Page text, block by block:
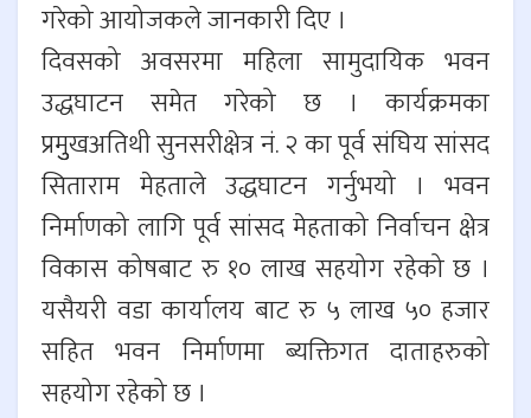
गरेको आयोजकले जानकारी दिए ।
दिवसको अवसरमा महिला सामुदायिक भवन
उद्धघाटन समेत गरेको छ । कार्यक्रमका
प्रमुुखअतिथी सुनसरीक्षेत्र नं. २ का पूर्व संघिय सांसद
सिताराम मेहताले उद्धघाटन गर्नुभयो । भवन
निर्माणको लागि पूर्व सांसद मेहताको निर्वाचन क्षेत्र
विकास कोषबाट रु १० लाख सहयोग रहेको छ ।
यसैयरी वडा कार्यालय बाट रु ५ लाख ५० हजार
सहित भवन निर्माणमा ब्यक्तिगत दाताहरुको
सहयोग रहेको छ ।